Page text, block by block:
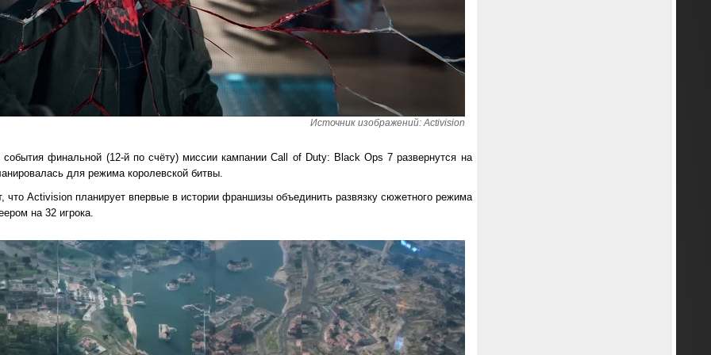
Источник изображений: Activision
финальной (12-й по счёту) миссии кампании Call of Duty: Black Ops 7 развернутся на
для режима королевской битвы.
Activision планирует впервые в истории франшизы объединить развязку сюжетного режима
на 32 игрока.